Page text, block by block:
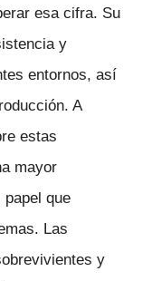
esa cifra. Su
y
entornos, así
A
estas
mayor
que
Las
y